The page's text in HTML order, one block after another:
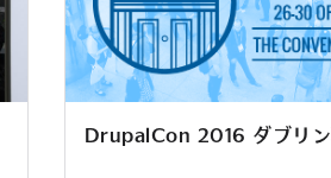
DrupalCon 2016 ダブリン